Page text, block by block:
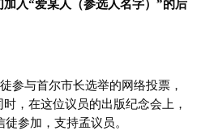
入“爱某人（参选人名字）”的后
参与首尔市长选举的网络投票，
时，在这位议员的出版纪念会上，
参加，支持孟议员。